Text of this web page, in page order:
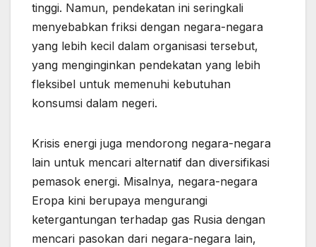
tinggi. Namun, pendekatan ini seringkali
menyebabkan friksi dengan negara-negara
yang lebih kecil dalam organisasi tersebut,
yang menginginkan pendekatan yang lebih
fleksibel untuk memenuhi kebutuhan
konsumsi dalam negeri.
Krisis energi juga mendorong negara-negara
lain untuk mencari alternatif dan diversifikasi
pemasok energi. Misalnya, negara-negara
Eropa kini berupaya mengurangi
ketergantungan terhadap gas Rusia dengan
mencari pasokan dari negara-negara lain,